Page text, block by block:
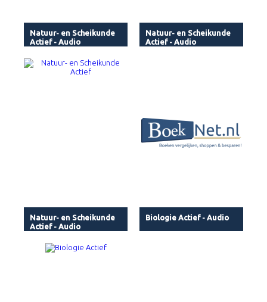
Natuur- en Scheikunde
Actief - Audio
Natuur- en Scheikunde
Actief - Audio
Natuur- en Scheikunde
Actief - Audio
Biologie Actief - Audio